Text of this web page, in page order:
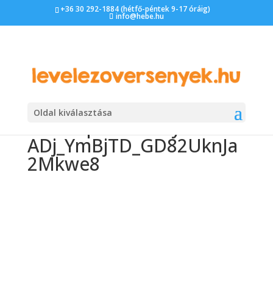
+36 30 292-1884 (hétfő-péntek 9-17 óráig)
info@hebe.hu
Oldal kiválasztása
att.funpoXUGMty5bIhNs
ADj_YmBjTD_GD82UknJa
2Mkwe8